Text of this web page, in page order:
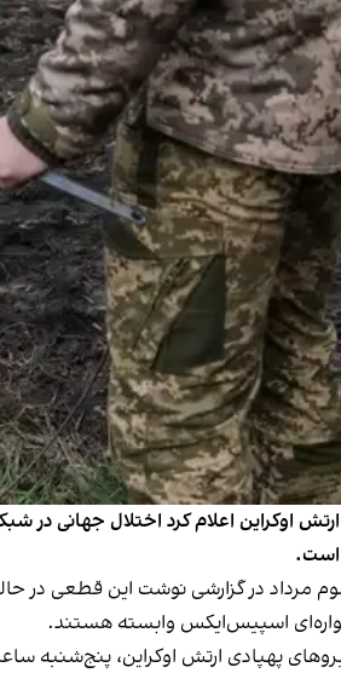
ارتش اوکراین اعلام کرد اختلال جهانی
است.
مرداد در گزارشی نوشت این قطعی در
اسپیس‌ایکس وابسته هستند.
پنج‌شنبه ساعت ۱۰:۴۱ شب در کانال تلگرامی خود نوشت: «استارلینک در تمام خط مقدم قطع